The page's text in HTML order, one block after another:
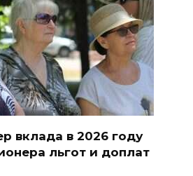
вклада в 2026 году
льгот и доплат